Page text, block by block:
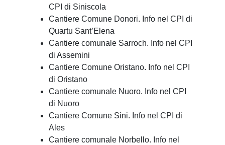
CPI di Siniscola
Cantiere Comune Donori. Info nel CPI di
Quartu Sant’Elena
Cantiere comunale Sarroch. Info nel CPI
di Assemini
Cantiere Comune Oristano. Info nel CPI
di Oristano
Cantiere comunale Nuoro. Info nel CPI
di Nuoro
Cantiere Comune Sini. Info nel CPI di
Ales
Cantiere comunale Norbello. Info nel